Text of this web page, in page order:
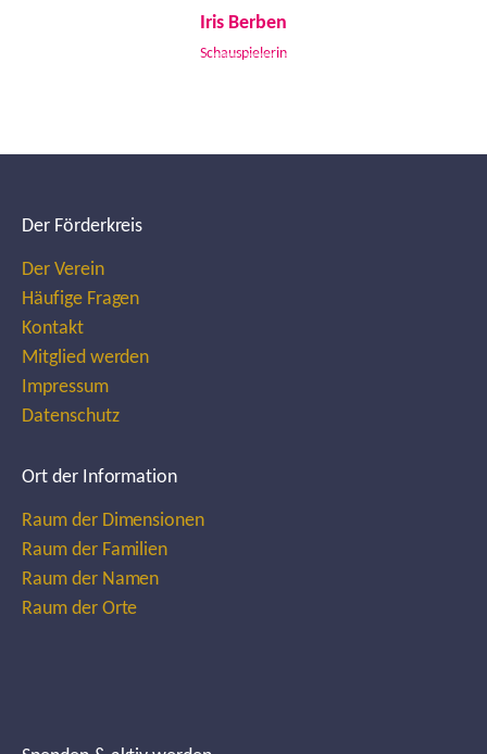
Iris Berben
Schauspielerin
Der Förderkreis
Der Verein
Häufige Fragen
Kontakt
Mitglied werden
Impressum
Datenschutz
Ort der Information
Raum der Dimensionen
Raum der Familien
Raum der Namen
Raum der Orte